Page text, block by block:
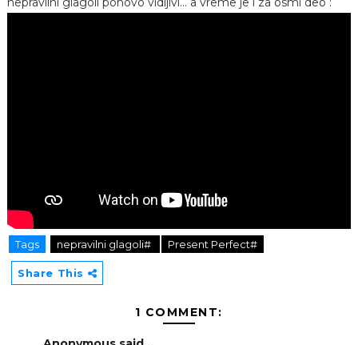
Tags nepravilni glagoli# Present Perfect#
Share This
1 COMMENT: